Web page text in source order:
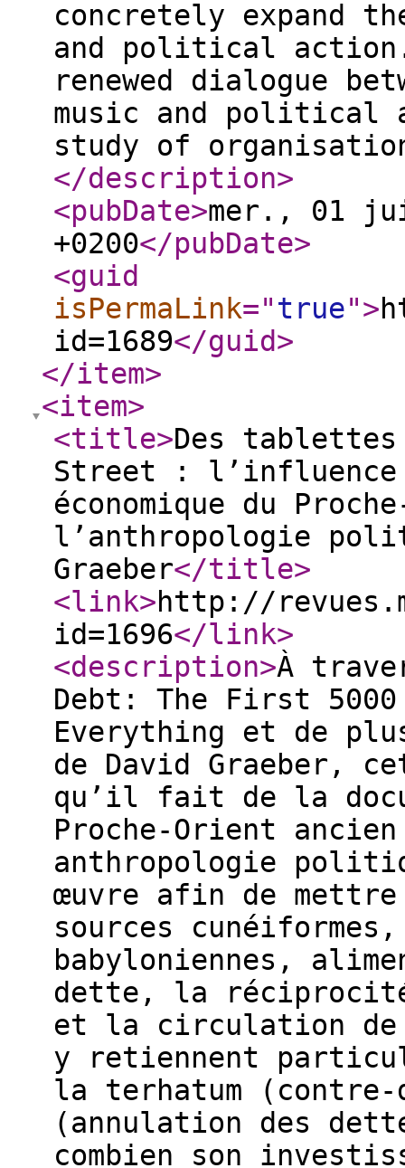
concretely expand
and political
renewed dialogue
music and political
study of
</description>
<pubDate>mer., 01
+0200</pubDate>
<guid
isPermaLink="true">
id=1689</guid>
</item>
<item>
<title>Des tablettes
Street : l’influence
économique du
l’anthropologie
Graeber</title>
<link>http://
id=1696</link>
<description>À
Debt: The First 5000
Everything et de
de David Graeber,
qu’il fait de la
Proche-Orient
anthropologie
œuvre afin de
sources
babyloniennes,
dette, la
et la circulation de
y retiennent
la terhatum
(annulation des
combien son